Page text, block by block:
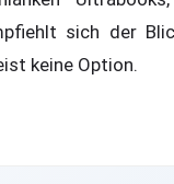
sich der
keine Option.